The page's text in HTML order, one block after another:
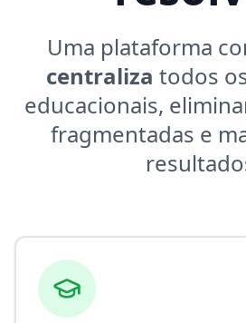
Uma plataforma
centraliza todos
educacionais,
fragmentadas e